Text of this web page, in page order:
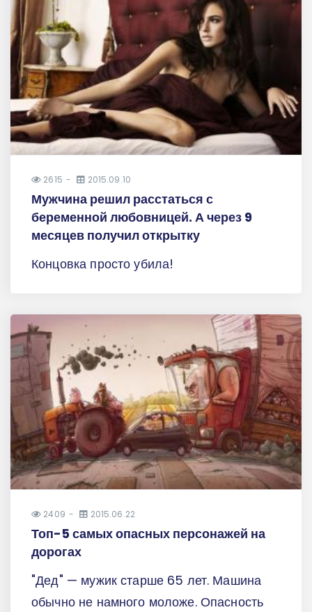
2615 2015.09.10
Мужчина решил расстаться с
беременной любовницей. А через 9
месяцев получил открытку
Концовка просто убила!
2409 2015.06.22
Топ-5 самых опасных персонажей на
дорогах
"Дед" — мужик старше 65 лет. Машина
обычно не намного моложе. Опасность